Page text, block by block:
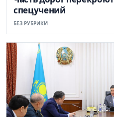
спецучений
БЕЗ РУБРИКИ